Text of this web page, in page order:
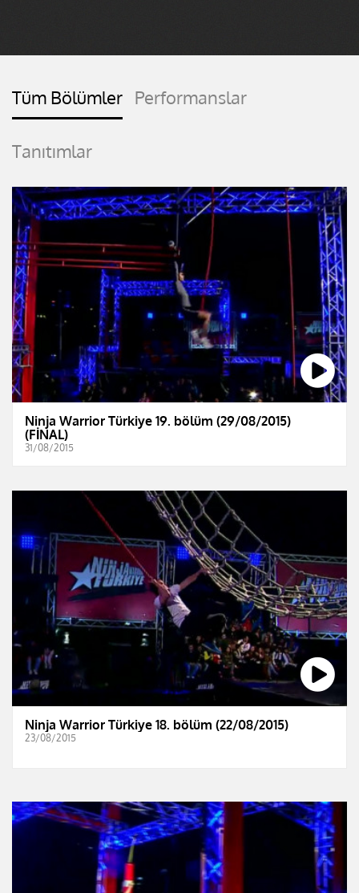
Tüm Bölümler Performanslar
Tanıtımlar
Ninja Warrior Türkiye 19. bölüm (29/08/2015)
(FİNAL)
31/08/2015
Ninja Warrior Türkiye 18. bölüm (22/08/2015)
23/08/2015